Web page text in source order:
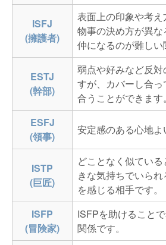
ISFJ
(擁護者)
表面上の印象や考え
物事の決め方が異
仲になるのが難しい
ESTJ
(幹部)
弱点や好みなど反
すが、カバーし合
合うことができます。
ESFJ
(領事)
安定感のある心地よ
ISTP
(巨匠)
どことなく似てい
きな気持ちでいら
を感じる相手です。
ISFP
(冒険家)
ISFPを助けること
関係です。